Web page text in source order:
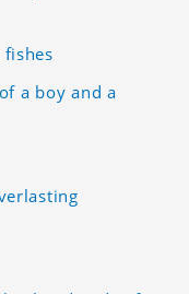
fishes
a boy and a